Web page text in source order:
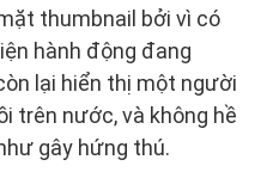
thumbnail bởi vì có
hành động đang
lại hiển thị một người
trên nước, và không hề
gây hứng thú.